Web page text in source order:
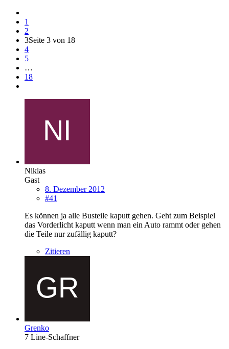
1
2
3Seite 3 von 18
4
5
…
18
Niklas
Gast
8. Dezember 2012
#41
Es können ja alle Busteile kaputt gehen. Geht zum Beispiel
das Vorderlicht kaputt wenn man ein Auto rammt oder gehen
die Teile nur zufällig kaputt?
Zitieren
Grenko
7 Line-Schaffner